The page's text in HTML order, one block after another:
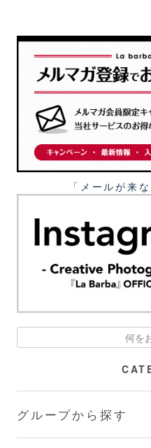
「メールが来
グループから探す